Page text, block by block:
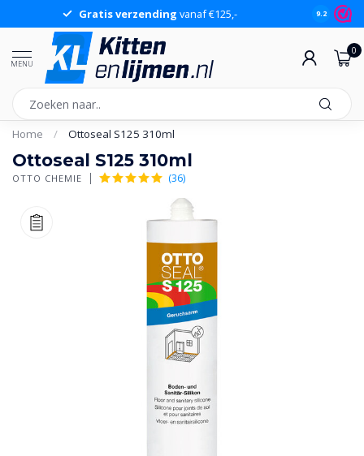
Gratis verzending vanaf €125,- 9.2
MENU
0
Home / Ottoseal S125 310ml
Ottoseal S125 310ml
OTTO CHEMIE (36)